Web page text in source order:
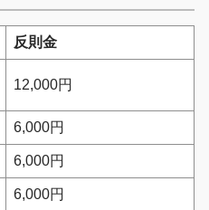
反則金
12,000円
6,000円
6,000円
6,000円